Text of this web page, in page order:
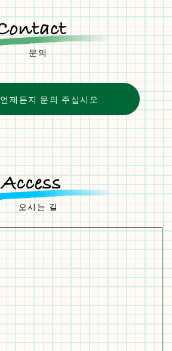
문의
언제든지 문의 주십시오
오시는 길